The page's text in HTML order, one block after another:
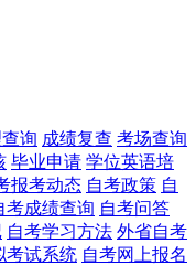
询 成绩复查 考场查询
毕业申请 学位英语培
报考动态 自考政策 自
考成绩查询 自考问答
自考学习方法 外省自考
考试系统 自考网上报名